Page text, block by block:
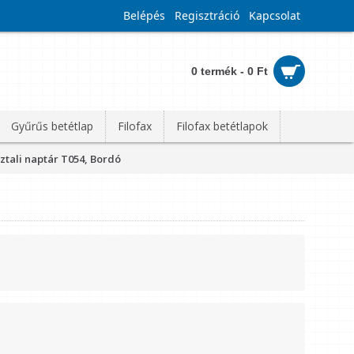
Belépés Regisztráció Kapcsolat
0 termék - 0 Ft
Gyűrűs betétlap Filofax Filofax betétlapok
naptár T054, Bordó